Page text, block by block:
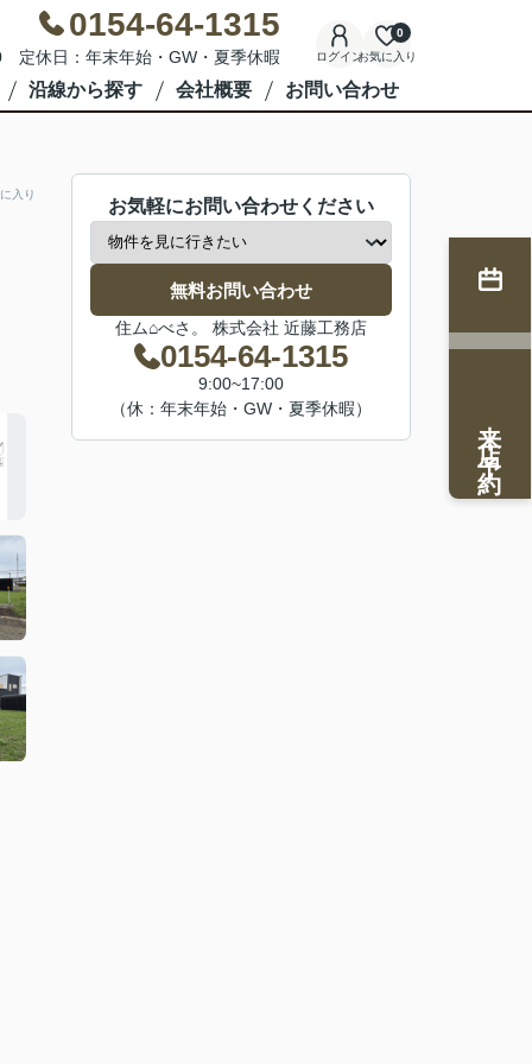
0154-64-1315
定休日：年末年始・GW・夏季休暇 ログインお気に入り
0
沿線から探す 会社概要 お問い合わせ
入り
お気軽にお問い合わせください
無料お問い合わせ
住ム⌂べさ。 株式会社 近藤工務店
0154-64-1315
9:00~17:00
（休：年末年始・GW・夏季休暇）
来店予約